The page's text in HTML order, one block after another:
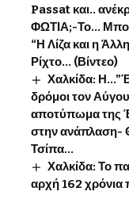
Passat και..
ΦΩΤΙΑ;-Το…
“Η Λίζα και η
Ρίχτο… (Βίντεο)
Χαλκίδα:
δρόμοι τον
αποτύπωμα της
στην ανάπλαση-
Τσίπα…
Χαλκίδα: Το
αρχή 162 χρόνια